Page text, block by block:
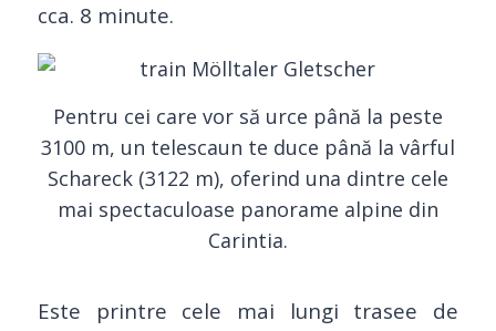
cca. 8 minute.
Pentru cei care vor să urce până la peste
3100 m, un telescaun te duce până la vârful
Schareck (3122 m), oferind una dintre cele
mai spectaculoase panorame alpine din
Carintia.
Este printre cele mai lungi trasee de